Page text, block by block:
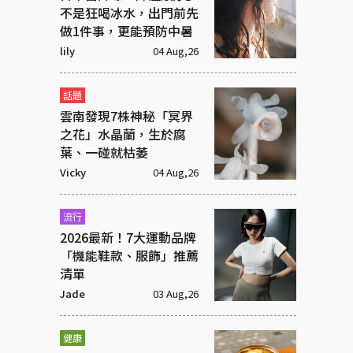
不是狂喝冰水，出門前先
做1件事，更能預防中暑
lily 04 Aug,26
話題
雲南發現7株神秘「冥界
之花」水晶蘭，生於腐
葉、一碰就枯萎
Vicky 04 Aug,26
流行
2026最新！7大運動品牌
「機能鞋款、服飾」推薦
清單
Jade 03 Aug,26
健康